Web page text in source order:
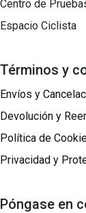
Centro de
Espacio Ciclista
Términos y
Envíos y
Devolución y
Política de
Privacidad y
Póngase en